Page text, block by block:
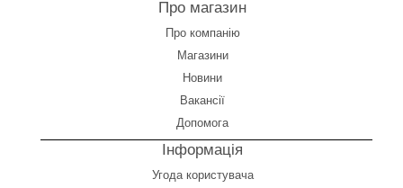
Про магазин
Про компанію
Магазини
Новини
Вакансії
Допомога
Інформація
Угода користувача